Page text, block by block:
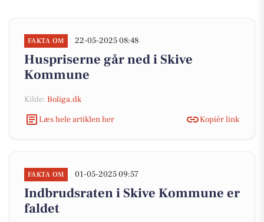
FAKTA OM 22-05-2025 08:48
Huspriserne går ned i Skive
Kommune
Kilde: Boliga.dk
Læs hele artiklen her
Kopiér link
FAKTA OM 01-05-2025 09:57
Indbrudsraten i Skive Kommune er
faldet